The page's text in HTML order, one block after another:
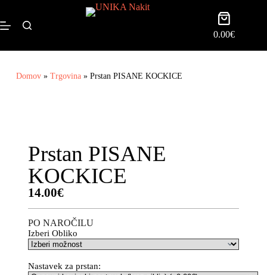
0.00€
Domov» Trgovina» Prstan PISANE KOCKICE
Prstan PISANE
KOCKICE
14.00€
PO NAROČILU
Izberi Obliko
Nastavek za prstan: